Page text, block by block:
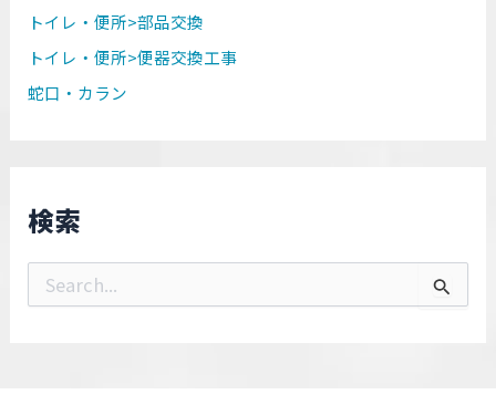
トイレ・便所>部品交換
トイレ・便所>便器交換工事
蛇口・カラン
検索
索